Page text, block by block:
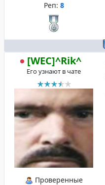
Реп: 8
[WEC]^Rik^
Его узнают в чате
Проверенные